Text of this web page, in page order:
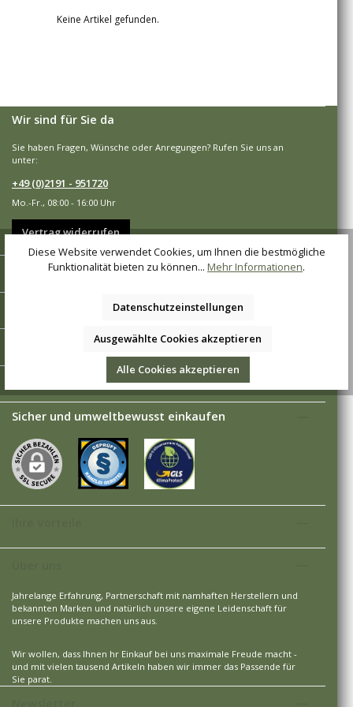
Keine Artikel gefunden.
Wir sind für Sie da
Sie haben Fragen, Wünsche oder Anregungen? Rufen Sie uns an
unter:
+49 (0)2191 - 951720
Mo.-Fr., 08:00 - 16:00 Uhr
Vertrag widerrufen
Shop-Service
Zahlungsarten
Sicher und umweltbewusst einkaufen
Jahrelange Erfahrung, Partnerschaft mit namhaften Herstellern und
bekannten Marken und natürlich unsere eigene Leidenschaft für
unsere Produkte machen uns aus.
Wir wollen, dass Ihnen hr Einkauf bei uns maximale Freude macht -
und mit vielen tausend Artikeln haben wir immer das Passende für
Sie parat.
Diese Website verwendet Cookies, um Ihnen die bestmögliche
Funktionalität bieten zu können... Mehr Informationen.
Datenschutzeinstellungen
Ausgewählte Cookies akzeptieren
Alle Cookies akzeptieren